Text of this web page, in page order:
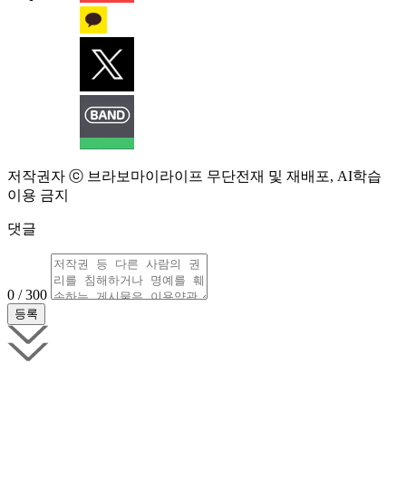
저작권자 ⓒ 브라보마이라이프 무단전재 및 재배포, AI학습
이용 금지
댓글
0 / 300